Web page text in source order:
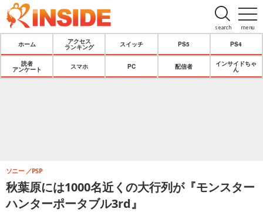
menu
search
ホーム
アクセス
ランキング
スイッチ PS5 PS4
読者
アンケート
スマホ PC 配信者
インサイドちゃ
ん
秋葉原には1000名近くの大行列が『モンスター
ハンターポータブル3rd』
ソニー PSP